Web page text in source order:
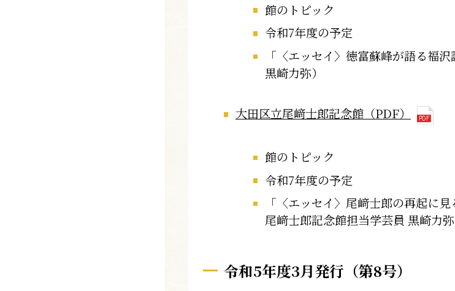
館のトピック
令和7年度の予定
「〈エッセイ〉徳富蘇峰が語る福
黒崎力弥）
大田区立尾﨑士郎記念館（PDF）
館のトピック
令和7年度の予定
「〈エッセイ〉尾﨑士郎の再起に
尾﨑士郎記念館担当学芸員 黒崎力弥
令和5年度3月発行（第8号）